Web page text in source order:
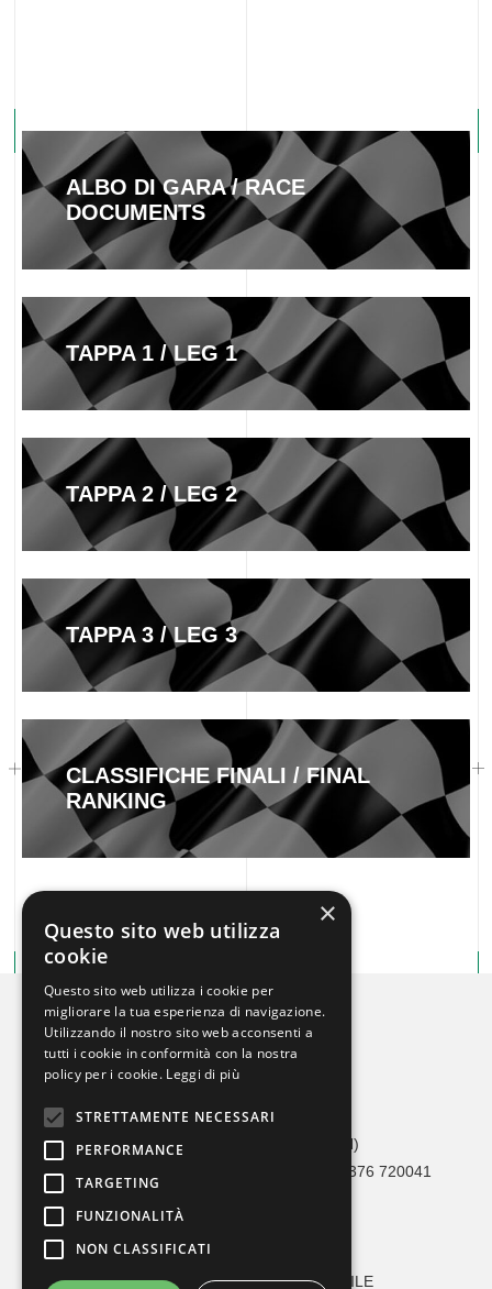
ALBO DI GARA / RACE
DOCUMENTS
TAPPA 1 / LEG 1
TAPPA 2 / LEG 2
TAPPA 3 / LEG 3
CLASSIFICHE FINALI / FINAL
RANKING
Crono Car Service
Via Adami, 36 46041 Asola (MN)
Tel 0376 1693273 / 342 1626490 – Fax 0376 720041
Codice Fiscale: 90026560202
MODELLO ORGANIZZATIVO
VERBALE NOMINA RESPONSABILE
×
Questo sito web utilizza
cookie
Questo sito web utilizza i cookie per
migliorare la tua esperienza di navigazione.
Utilizzando il nostro sito web acconsenti a
tutti i cookie in conformità con la nostra
policy per i cookie. Leggi di più
STRETTAMENTE NECESSARI
PERFORMANCE
TARGETING
FUNZIONALITÀ
NON CLASSIFICATI